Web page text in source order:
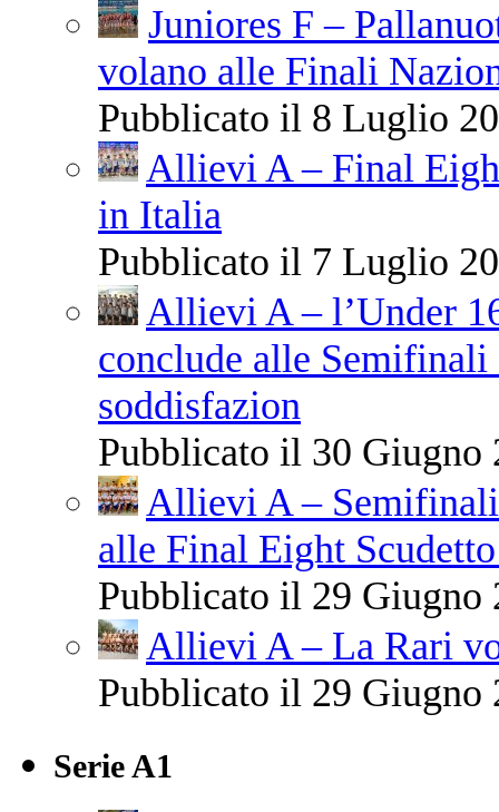
Juniores F –
volano alle Finali
Pubblicato il 8 Luglio
Allievi A – Final
in Italia
Pubblicato il 7 Luglio
Allievi A – l’Under
conclude alle
soddisfazion
Pubblicato il 30 Giugno
Allievi A –
alle Final Eight
Pubblicato il 29 Giugno
Allievi A – La Rari
Pubblicato il 29 Giugno
Serie A1